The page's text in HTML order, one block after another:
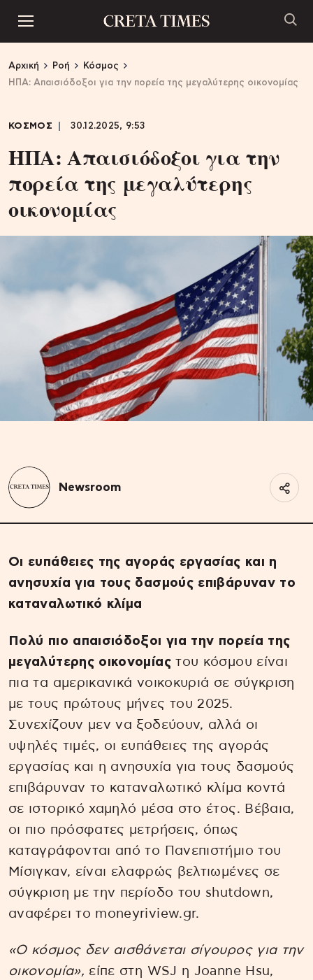
Αρχική Ροή
Κόσμος
ΗΠΑ: Απαισιόδοξοι για την πορεία της μεγαλύτερης οικονομίας
ΚΟΣΜΟΣ 30.12.2025, 9:53
ΗΠΑ: Απαισιόδοξοι για την
πορεία της μεγαλύτερης
οικονομίας
Newsroom
Οι ευπάθειες της αγοράς εργασίας και η
ανησυχία για τους δασμούς επιβάρυναν το
καταναλωτικό κλίμα
Πολύ πιο απαισιόδοξοι για την πορεία της
μεγαλύτερης οικονομίαςτου κόσμου είναι
πια τα αμερικανικά νοικοκυριά σε σύγκριση
με τους πρώτους μήνες του 2025.
Συνεχίζουν μεν να ξοδεύουν, αλλά οι
υψηλές τιμές, οι ευπάθειες της αγοράς
εργασίας και η ανησυχία για τους δασμούς
επιβάρυναν το καταναλωτικό κλίμα κοντά
σε ιστορικό χαμηλό μέσα στο έτος. Βέβαια,
οι πιο πρόσφατες μετρήσεις, όπως
καταγράφονται από το Πανεπιστήμιο του
Μίσιγκαν, είναι ελαφρώς βελτιωμένες σε
σύγκριση με την περίοδο του shutdown,
αναφέρει το moneyriview.gr.
«Ο κόσμος δεν αισθάνεται σίγουρος για την
οικονομία», είπε στη WSJ η Joanne Hsu,